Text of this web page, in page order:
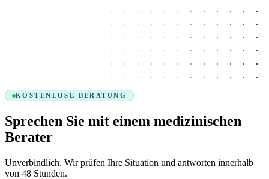
KOSTENLOSE BERATUNG
Sprechen Sie mit einem medizinischen
Berater
Unverbindlich. Wir prüfen Ihre Situation und antworten innerhalb
von 48 Stunden.